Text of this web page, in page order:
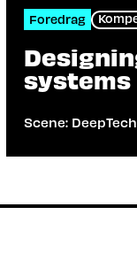
Foredrag
systems
Scene:
more design-